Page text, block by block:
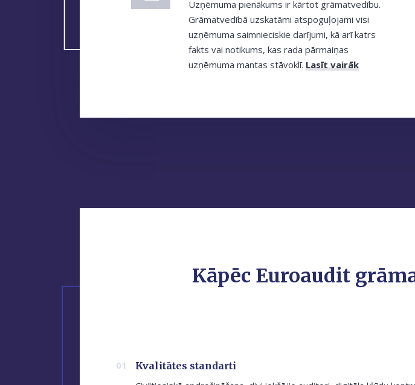
Uzņēmuma pienākums ir kārtot grāmatvedību.
Grāmatvedībā uzskatāmi atspoguļojami visi
uzņēmuma saimnieciskie darījumi, kā arī katrs
fakts vai notikums, kas rada pārmaiņas
uzņēmuma mantas stāvoklī. Lasīt vairāk
Kāpēc Euroaudit
Kvalitātes standarti